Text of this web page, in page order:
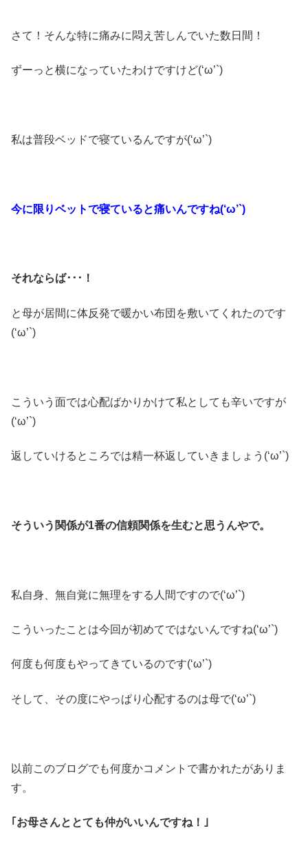
さて！そんな特に痛みに悶え苦しんでいた数日間！
ずーっと横になっていたわけですけど(‘ω’`)
私は普段ベッドで寝ているんですが(‘ω’`)
今に限りベットで寝ていると痛いんですね(‘ω’`)
それならば･･･！
と母が居間に体反発で暖かい布団を敷いてくれたのです
(‘ω’`)
こういう面では心配ばかりかけて私としても辛いですが
(‘ω’`)
返していけるところでは精一杯返していきましょう(‘ω’`)
そういう関係が1番の信頼関係を生むと思うんやで。
私自身、無自覚に無理をする人間ですので(‘ω’`)
こういったことは今回が初めてではないんですね(‘ω’`)
何度も何度もやってきているのです(‘ω’`)
そして、その度にやっぱり心配するのは母で(‘ω’`)
以前このブログでも何度かコメントで書かれたがありま
す。
｢お母さんととても仲がいいんですね！｣